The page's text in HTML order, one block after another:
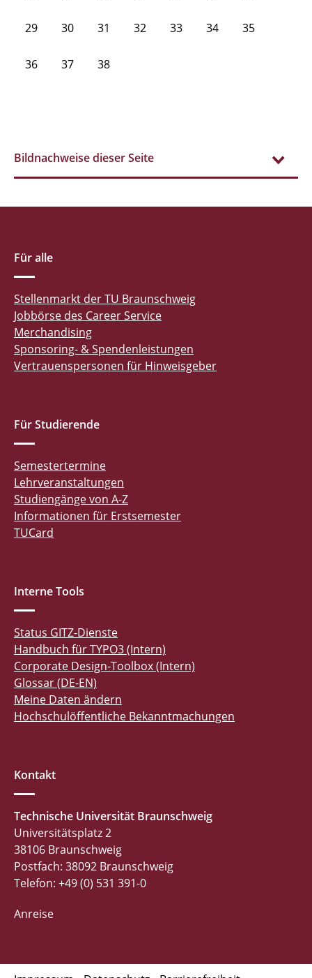
29 30 31 32 33 34 35
36 37 38
Bildnachweise dieser Seite
Für alle
Stellenmarkt der TU Braunschweig
Jobbörse des Career Service
Merchandising
Sponsoring- & Spendenleistungen
Vertrauenspersonen für Hinweisgeber
Für Studierende
Semestertermine
Lehrveranstaltungen
Studiengänge von A-Z
Informationen für Erstsemester
TUCard
Interne Tools
Status GITZ-Dienste
Handbuch für TYPO3 (Intern)
Corporate Design-Toolbox (Intern)
Glossar (DE-EN)
Meine Daten ändern
Hochschulöffentliche Bekanntmachungen
Kontakt
Technische Universität Braunschweig
Universitätsplatz 2
38106 Braunschweig
Postfach: 38092 Braunschweig
Telefon: +49 (0) 531 391-0
Anreise